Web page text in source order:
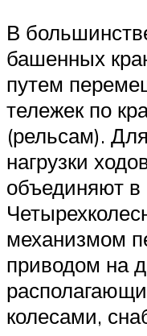
В
башенных
путем
тележек по
(рельсам).
нагрузки
объединяют
механизмом
приводом на
колесами,